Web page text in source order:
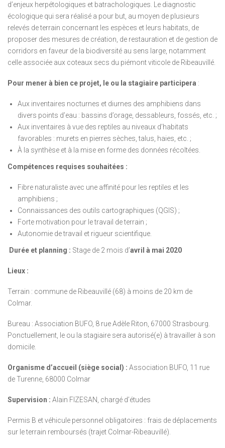
d’enjeux herpétologiques et batrachologiques. Le diagnostic
écologique qui sera réalisé a pour but, au moyen de plusieurs
relevés de terrain concernant les espèces et leurs habitats, de
proposer des mesures de création, de restauration et de gestion de
corridors en faveur de la biodiversité au sens large, notamment
celle associée aux coteaux secs du piémont viticole de Ribeauvillé.
Pour mener à bien ce projet, le ou la stagiaire participera :
Aux inventaires nocturnes et diurnes des amphibiens dans
divers points d’eau : bassins d’orage, dessableurs, fossés, etc. ;
Aux inventaires à vue des reptiles au niveaux d’habitats
favorables : murets en pierres sèches, talus, haies, etc. ;
À la synthèse et à la mise en forme des données récoltées.
Compétences requises souhaitées :
Fibre naturaliste avec une affinité pour les reptiles et les
amphibiens ;
Connaissances des outils cartographiques (QGIS) ;
Forte motivation pour le travail de terrain ;
Autonomie de travail et rigueur scientifique.
Durée et planning : Stage de 2 mois d’avril à mai 2020
Lieux :
Terrain : commune de Ribeauvillé (68) à moins de 20 km de
Colmar.
Bureau : Association BUFO, 8 rue Adèle Riton, 67000 Strasbourg.
Ponctuellement, le ou la stagiaire sera autorisé(e) à travailler à son
domicile.
Organisme d’accueil (siège social) : Association BUFO, 11 rue
de Turenne, 68000 Colmar
Supervision : Alain FIZESAN, chargé d’études
Permis B et véhicule personnel obligatoires : frais de déplacements
sur le terrain remboursés (trajet Colmar-Ribeauvillé).